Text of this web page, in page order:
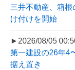
三井不動産、箱
け付けを開始
►2026/08/05
第一建設の26年4
据え置き